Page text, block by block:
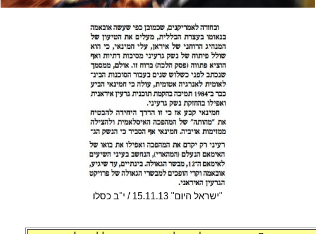
"ישראל היום" 15.11.13 / י"ב כסלו